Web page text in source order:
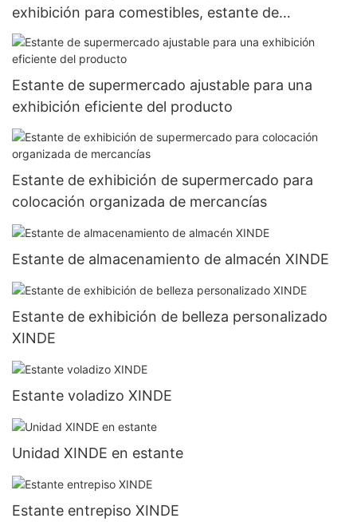
exhibición para comestibles, estante de
supermercado
Estante de supermercado ajustable para una
exhibición eficiente del producto
Estante de exhibición de supermercado para
colocación organizada de mercancías
Estante de almacenamiento de almacén XINDE
Estante de exhibición de belleza personalizado
XINDE
Estante voladizo XINDE
Unidad XINDE en estante
Estante entrepiso XINDE